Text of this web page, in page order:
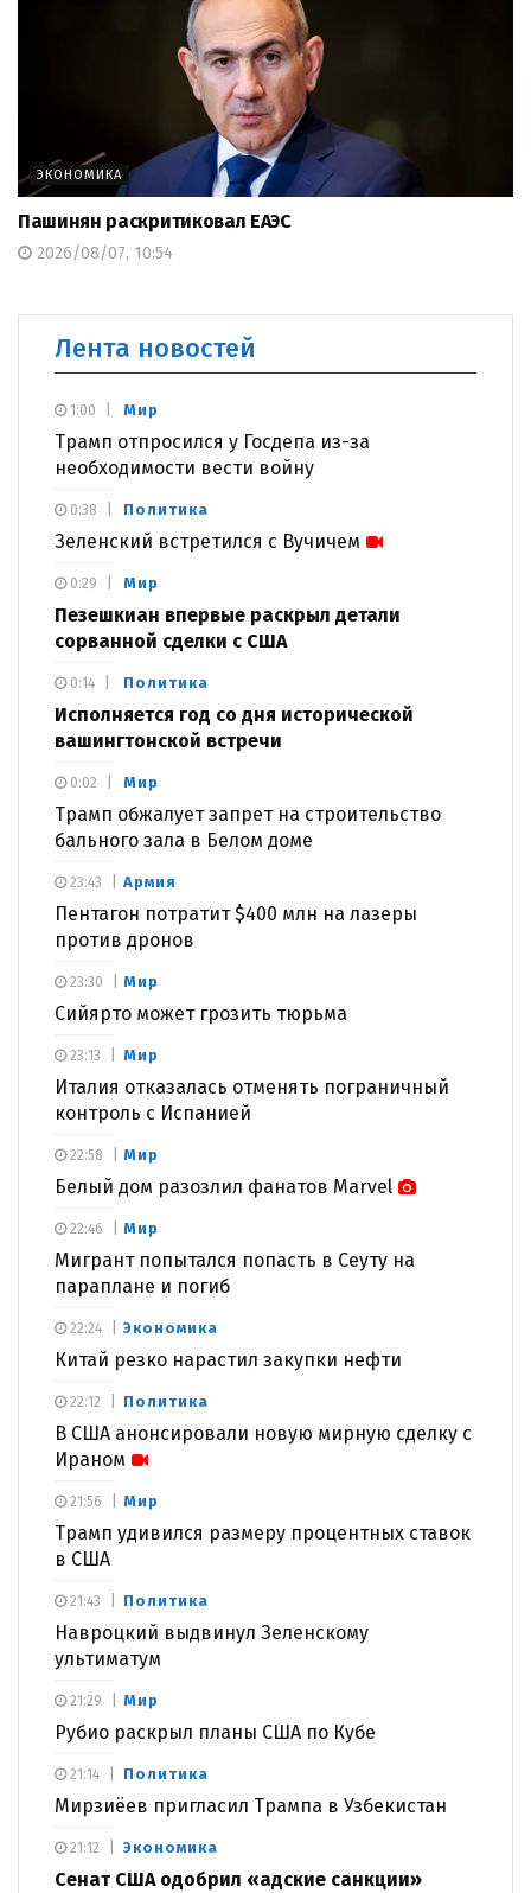
ЭКОНОМИКА
Пашинян раскритиковал ЕАЭС
2026/08/07, 10:54
Лента новостей
Мир
Трамп отпросился у Госдепа из-за
необходимости вести войну
1:00
Политика
Зеленский встретился с Вучичем
0:38
Мир
Пезешкиан впервые раскрыл детали
сорванной сделки с США
0:29
Политика
Исполняется год со дня исторической
вашингтонской встречи
0:14
Мир
Трамп обжалует запрет на строительство
бального зала в Белом доме
0:02
Армия
Пентагон потратит $400 млн на лазеры
против дронов
23:43
Мир
Сийярто может грозить тюрьма
23:30
Мир
Италия отказалась отменять пограничный
контроль с Испанией
23:13
Мир
Белый дом разозлил фанатов Marvel
22:58
Мир
Мигрант попытался попасть в Сеуту на
параплане и погиб
22:46
Экономика
Китай резко нарастил закупки нефти
22:24
Политика
В США анонсировали новую мирную сделку с
Ираном
22:12
Мир
Трамп удивился размеру процентных ставок
в США
21:56
Политика
Навроцкий выдвинул Зеленскому
ультиматум
21:43
Мир
Рубио раскрыл планы США по Кубе
21:29
Политика
Мирзиёев пригласил Трампа в Узбекистан
21:14
Экономика
Сенат США одобрил «адские санкции»
21:12